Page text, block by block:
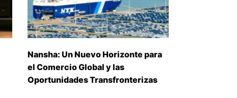
Nansha: Un Nuevo Horizonte para
el Comercio Global y las
Oportunidades Transfronterizas